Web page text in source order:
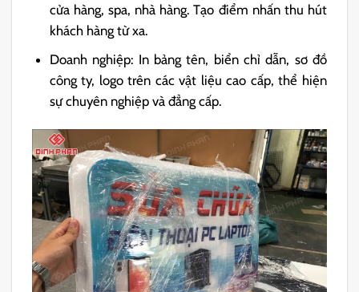
cửa hàng, spa, nhà hàng. Tạo điểm nhấn thu hút
khách hàng từ xa.
Doanh nghiệp: In bảng tên, biển chỉ dẫn, sơ đồ
công ty, logo trên các vật liệu cao cấp, thể hiện
sự chuyên nghiệp và đẳng cấp.